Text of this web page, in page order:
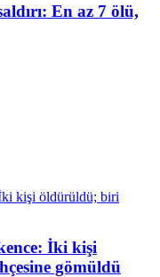
En az 7 ölü,
İki kişi
gömüldü